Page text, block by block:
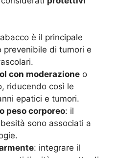
è il principale
prevenibile di tumori e
con moderazione o
riducendo così le
epatici e tumori.
peso corporeo: il
sono associati a
: integrare il